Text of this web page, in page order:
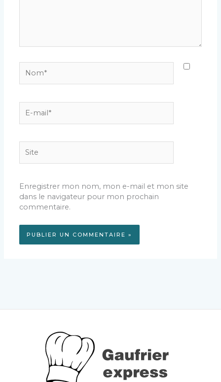
mail*
Enregistrer mon nom, mon e-mail et mon site
dans le navigateur pour mon prochain
commentaire.